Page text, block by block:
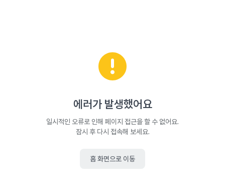
에러가 발생했어요
일시적인 오류로 인해 페이지 접근을 할 수 없어요.
잠시 후 다시 접속해 보세요.
홈 화면으로 이동